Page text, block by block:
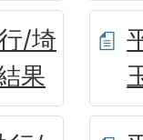
/埼
果